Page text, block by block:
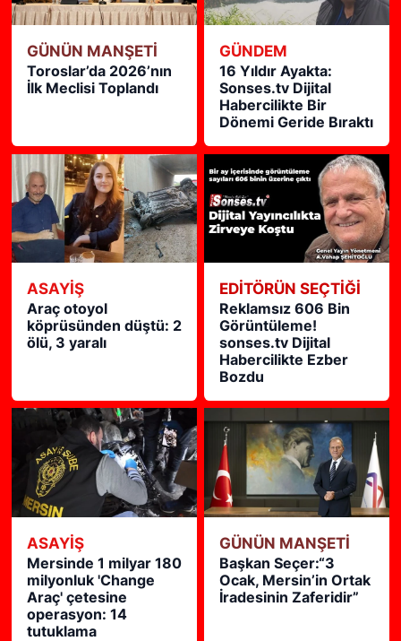
GÜNÜN MANŞETİ
Toroslar’da 2026’nın
İlk Meclisi Toplandı
GÜNDEM
16 Yıldır Ayakta:
Sonses.tv Dijital
Habercilikte Bir
Dönemi Geride Bıraktı
ASAYİŞ
Araç otoyol
köprüsünden düştü: 2
ölü, 3 yaralı
EDITÖRÜN SEÇTIĞI
Reklamsız 606 Bin
Görüntüleme!
sonses.tv Dijital
Habercilikte Ezber
Bozdu
ASAYİŞ
Mersinde 1 milyar 180
milyonluk 'Change
Araç' çetesine
operasyon: 14
tutuklama
GÜNÜN MANŞETİ
Başkan Seçer:“3
Ocak, Mersin’in Ortak
İradesinin Zaferidir”